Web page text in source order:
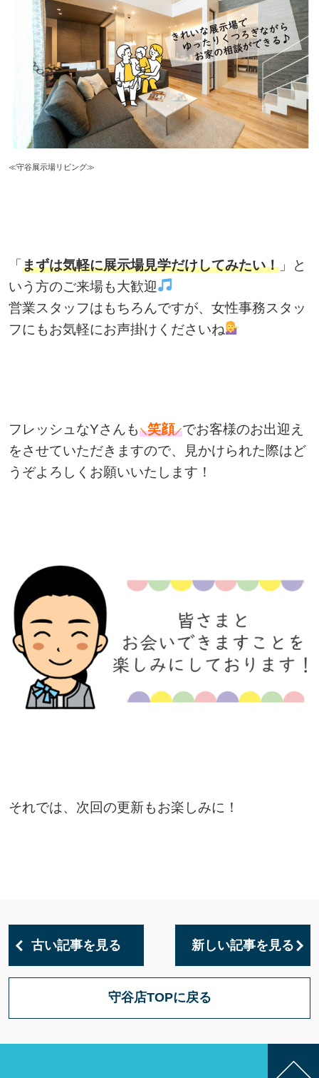
≪守谷展示場リビング≫
「まずは気軽に展示場見学だけしてみたい！」と
いう方のご来場も大歓迎
営業スタッフはもちろんですが、女性事務スタッ
フにもお気軽にお声掛けくださいね
フレッシュなYさんも ＼笑顔／でお客様のお出迎え
をさせていただきますので、見かけられた際はど
うぞよろしくお願いいたします！
それでは、次回の更新もお楽しみに！
古い記事を見る 新しい記事を見る
守谷店TOPに戻る